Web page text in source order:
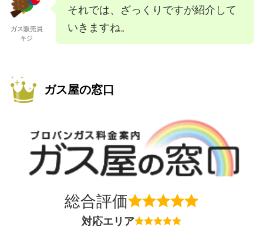
ガス販売員
キジ
それでは、ざっくりですが紹介して
いきますね。
ガス屋の窓口
総合評価
対応エリア